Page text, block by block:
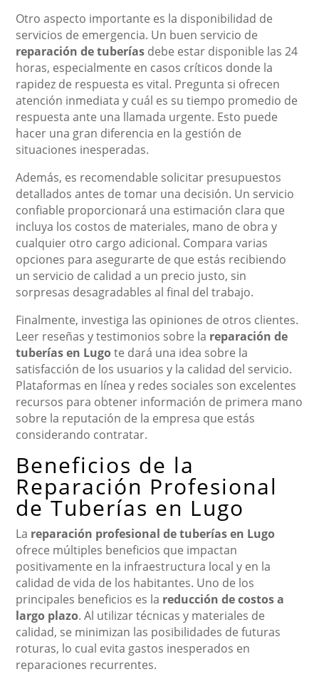
Otro aspecto importante es la disponibilidad de
servicios de emergencia. Un buen servicio de
reparación de tuberías debe estar disponible las 24
horas, especialmente en casos críticos donde la
rapidez de respuesta es vital. Pregunta si ofrecen
atención inmediata y cuál es su tiempo promedio de
respuesta ante una llamada urgente. Esto puede
hacer una gran diferencia en la gestión de
situaciones inesperadas.
Además, es recomendable solicitar presupuestos
detallados antes de tomar una decisión. Un servicio
confiable proporcionará una estimación clara que
incluya los costos de materiales, mano de obra y
cualquier otro cargo adicional. Compara varias
opciones para asegurarte de que estás recibiendo
un servicio de calidad a un precio justo, sin
sorpresas desagradables al final del trabajo.
Finalmente, investiga las opiniones de otros clientes.
Leer reseñas y testimonios sobre la reparación de
tuberías en Lugote dará una idea sobre la
satisfacción de los usuarios y la calidad del servicio.
Plataformas en línea y redes sociales son excelentes
recursos para obtener información de primera mano
sobre la reputación de la empresa que estás
considerando contratar.
Beneficios de la
Reparación Profesional
de Tuberías en Lugo
La reparación profesional de tuberías en Lugo
ofrece múltiples beneficios que impactan
positivamente en la infraestructura local y en la
calidad de vida de los habitantes. Uno de los
principales beneficios es la reducción de costos a
largo plazo. Al utilizar técnicas y materiales de
calidad, se minimizan las posibilidades de futuras
roturas, lo cual evita gastos inesperados en
reparaciones recurrentes.